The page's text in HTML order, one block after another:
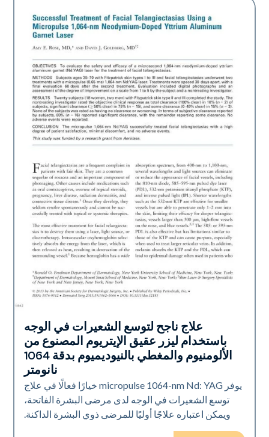
الأوعية الدمويةعلاج ناجح لتوسع الشعيرات في الوجه
باستخدام ليزر عقيق الإيتريوم المصنوع من
الألومنيوم والمغطي بالنيوديميوم بدقة 1064
نانومتر
يوفر micropulse 1064-nm Nd: YAG خيارًا فعالًا في علاج
توسع الشعيرات في الوجه لدى مرضى البشرة الفاتحة،
ويمكن اعتباره علاجًا أوليًا للمرضى ذوي البشرة الداكنة.